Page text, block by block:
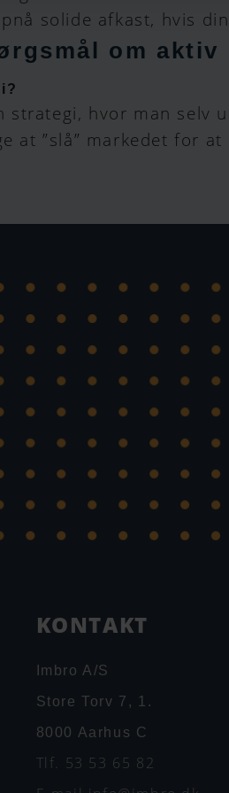
solide afkast, hvis
om
strategi, hvor man selv
at ”slå” markedet for
KONTAKT
Imbro A/S
Store Torv 7, 1.
8000 Aarhus C
Tlf. 53 53 65 82